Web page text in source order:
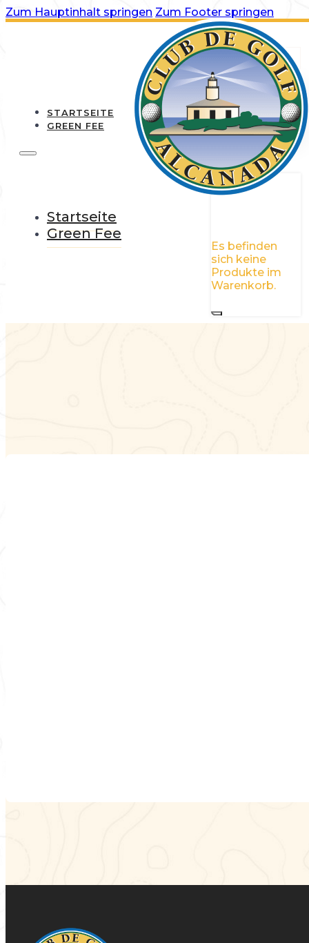
Zum Hauptinhalt springen Zum Footer springen
STARTSEITE
GREEN FEE
Startseite
Green Fee
0
Es befinden
sich keine
Produkte im
Warenkorb.